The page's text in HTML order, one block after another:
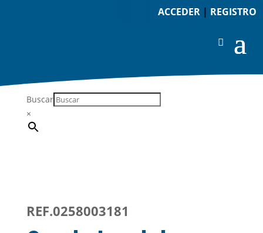
ACCEDER| REGISTRO
Buscar
×
REF.0258003181